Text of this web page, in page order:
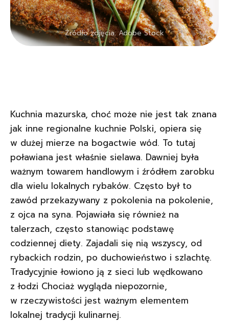
Źródło zdjęcia: Adobe Stock
Kuchnia mazurska, choć może nie jest tak znana
jak inne regionalne kuchnie Polski, opiera się
w dużej mierze na bogactwie wód. To tutaj
poławiana jest właśnie sielawa. Dawniej była
ważnym towarem handlowym i źródłem zarobku
dla wielu lokalnych rybaków. Często był to
zawód przekazywany z pokolenia na pokolenie,
z ojca na syna. Pojawiała się również na
talerzach, często stanowiąc podstawę
codziennej diety. Zajadali się nią wszyscy, od
rybackich rodzin, po duchowieństwo i szlachtę.
Tradycyjnie łowiono ją z sieci lub wędkowano
z łodzi Chociaż wygląda niepozornie,
w rzeczywistości jest ważnym elementem
lokalnej tradycji kulinarnej.